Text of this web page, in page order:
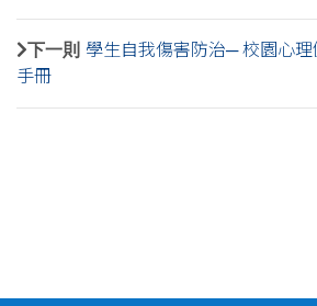
下一則 學生自我傷害防治─ 校園心
手冊